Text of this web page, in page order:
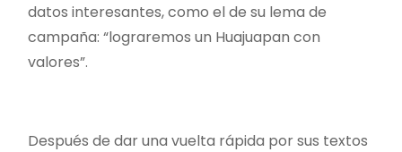
datos interesantes, como el de su lema de
campaña: “lograremos un Huajuapan con
valores”.
Después de dar una vuelta rápida por sus textos